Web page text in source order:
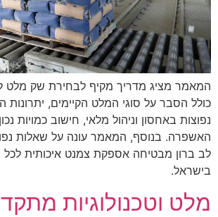
המאמר מציג מדריך מקיף לבחירת שק מלט
כולל הסבר על סוגי המלט הקיימים, יתרונות
נפוצות באחסון וניהול מלאי, חישוב כמויות
האשפרה. בנוסף, המאמר עונה על שאלות
לב ברון מבטיחה אספקת צמנט איכותית לכל
בישראל.
מלט וטכנולוגיות